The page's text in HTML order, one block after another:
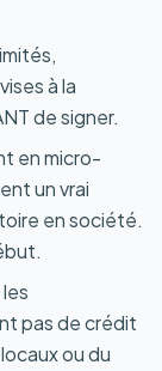
à la
de signer.
en micro-
un vrai
en société.
pas de crédit
ou du